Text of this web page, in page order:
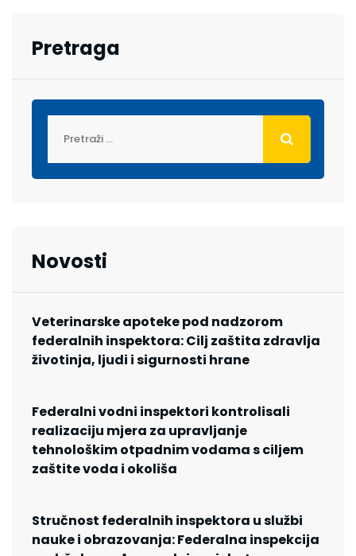
Pretraga
Novosti
Veterinarske apoteke pod nadzorom
federalnih inspektora: Cilj zaštita zdravlja
životinja, ljudi i sigurnosti hrane
Federalni vodni inspektori kontrolisali
realizaciju mjera za upravljanje
tehnološkim otpadnim vodama s ciljem
zaštite voda i okoliša
Stručnost federalnih inspektora u službi
nauke i obrazovanja: Federalna inspekcija